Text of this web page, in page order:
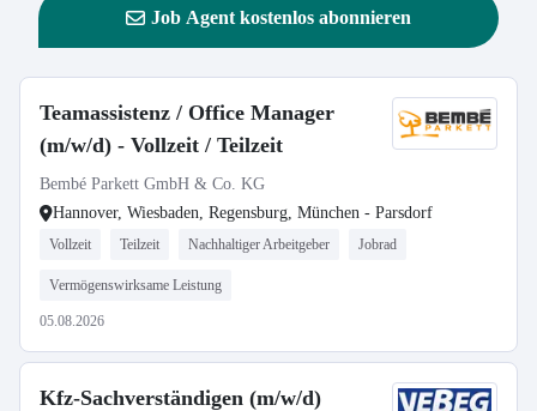
Job Agent kostenlos abonnieren
Teamassistenz / Office Manager
(m/w/d) - Vollzeit / Teilzeit
Bembé Parkett GmbH & Co. KG
Hannover, Wiesbaden, Regensburg, München - Parsdorf
Vollzeit Teilzeit Nachhaltiger Arbeitgeber Jobrad
Vermögenswirksame Leistung
05.08.2026
Kfz-Sachverständigen (m/w/d)